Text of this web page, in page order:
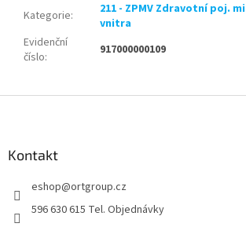
Kategorie:
211 - ZPMV Zdravotní poj.
vnitra
Evidenční
číslo: 917000000109
Kontakt
eshop@ortgroup.cz
596 630 615 Tel. Objednávky